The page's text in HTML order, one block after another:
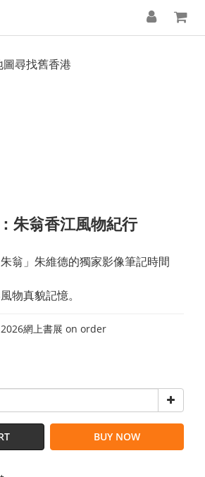
圖尋找舊香港
朱翁香江風物紀行
翁」朱維德的獨家影像筆記時間
物真貌記憶。
2026網上書展 on order
BUY NOW